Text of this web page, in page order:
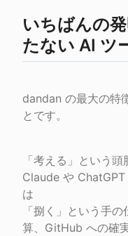
いちばんの
たない AI ツ
dandan の最大の特
とです。
「考える」という
Claude や
は
「捌く」という手
算、GitHub への確